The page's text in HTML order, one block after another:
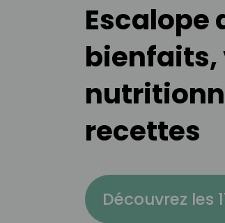
Escalope
bienfaits,
recettes
Découvrez les